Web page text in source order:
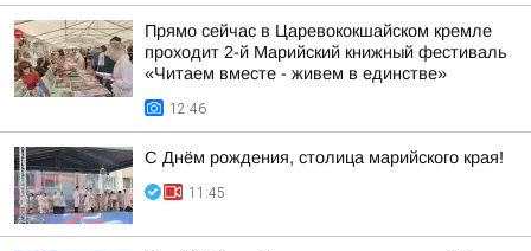
Прямо сейчас в Царевококшайском кремле
проходит 2-й Марийский книжный фестиваль
«Читаем вместе - живем в единстве»
12:46
С Днём рождения, столица марийского края!
11:45